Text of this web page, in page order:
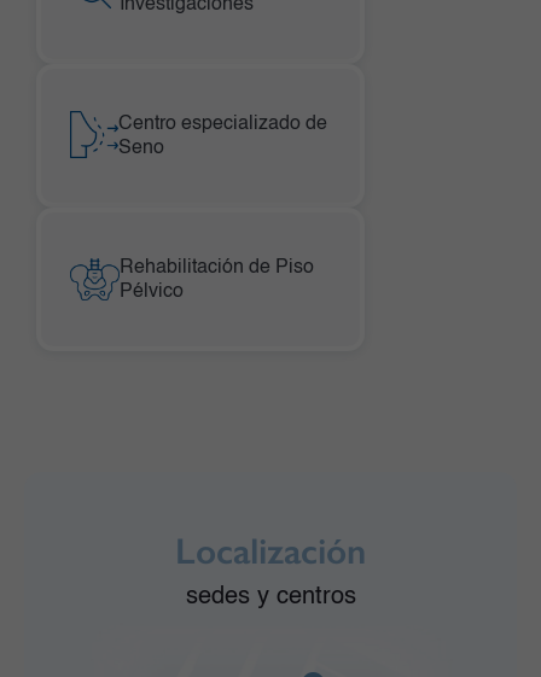
Investigaciones
Centro especializado de
Seno
Rehabilitación de Piso
Pélvico
Localización
sedes y centros